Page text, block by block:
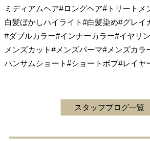
ミディアムヘア#ロングヘア#トリートメ
白髪ぼかしハイライト#白髪染め#グレイ
#ダブルカラー#インナーカラー#イヤリ
メンズカット#メンズパーマ#メンズカラ
ハンサムショート#ショートボブ#レイヤ
スタッフブログ一覧